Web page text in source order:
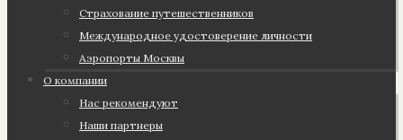
Страхование путешественников
Международное удостоверение личности
Аэропорты Москвы
О компании
Нас рекомендуют
Наши партнеры